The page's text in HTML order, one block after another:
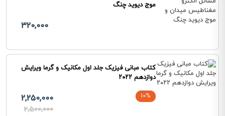
موج دیوید چنگ
320,000
کتاب مبانی فیزیک جلد اول مکانیک و گرما ویرایش
دوازدهم ۲۰۲۲
10%
2,250,000
2,500,000